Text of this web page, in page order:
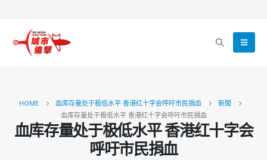
HOME 血库存量处于极低水平 香港红十字会呼吁市民捐血
新聞
血库存量处于极低水平 香港红十字会呼吁市民捐血
血库存量处于极低水平 香港红十字会
呼吁市民捐血